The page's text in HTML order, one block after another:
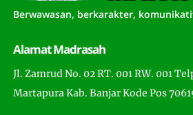
Berwawasan, berkarakter,
Alamat Madrasah
Jl. Zamrud No. 02 RT. 001 RW. 001
Martapura Kab. Banjar Kode Pos